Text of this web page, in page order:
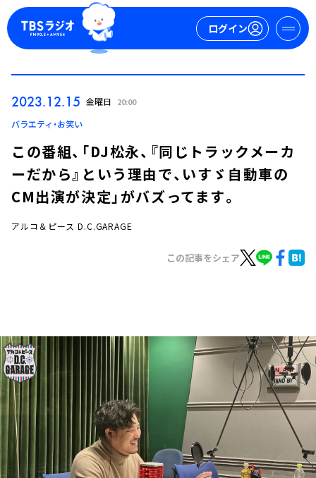
ログイン
ログイン
イベント・グッズ
YouTube
会社情報
2023.12.15 金曜日 20:00
バラエティ・お笑い
この番組、「DJ松永、『同じトラックメーカ
ーだから』という理由で、いすゞ自動車の
CM出演が決定」がバズってます。
アルコ＆ピース D.C.GARAGE
この記事をシェア